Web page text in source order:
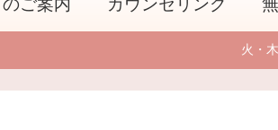
ご案内 カウンセリング
火・